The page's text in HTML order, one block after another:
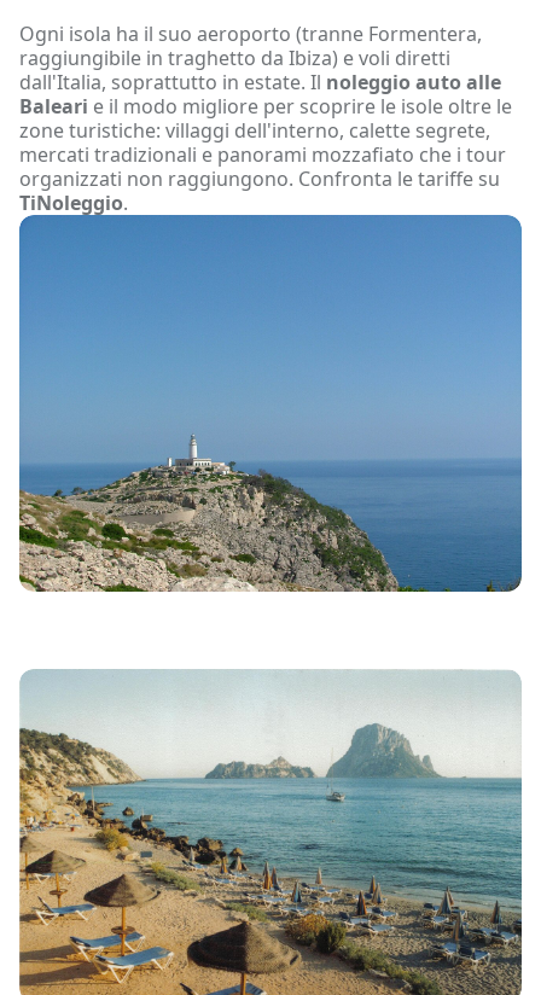
Ogni isola ha il suo aeroporto (tranne Formentera,
raggiungibile in traghetto da Ibiza) e voli diretti
dall'Italia, soprattutto in estate. Il noleggio auto alle
Baleari e il modo migliore per scoprire le isole oltre le
zone turistiche: villaggi dell'interno, calette segrete,
mercati tradizionali e panorami mozzafiato che i tour
organizzati non raggiungono. Confronta le tariffe su
TiNoleggio.